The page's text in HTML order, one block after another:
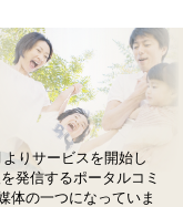
りサービスを開始し
発信するポータルコミ
体の一つになっていま